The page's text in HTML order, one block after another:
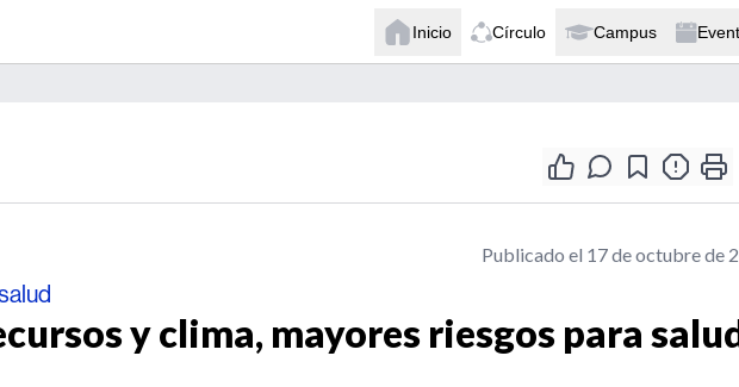
Inicio Círculo Campus
Publicado el 17 de octubre de
y clima, mayores riesgos para